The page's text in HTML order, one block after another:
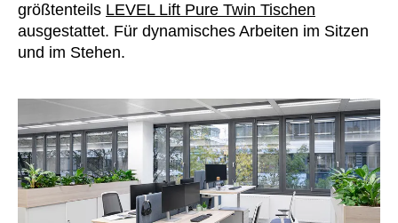
Qatar(QA)
Rest der Welt
Russland
Saudi-Arabien(SA)
Schweden (SE)
Schweiz(CH)
Senegal (SN)
größtenteils LEVEL Lift Pure Twin Tischen
ausgestattet. Für dynamisches Arbeiten im Sitzen
und im Stehen.